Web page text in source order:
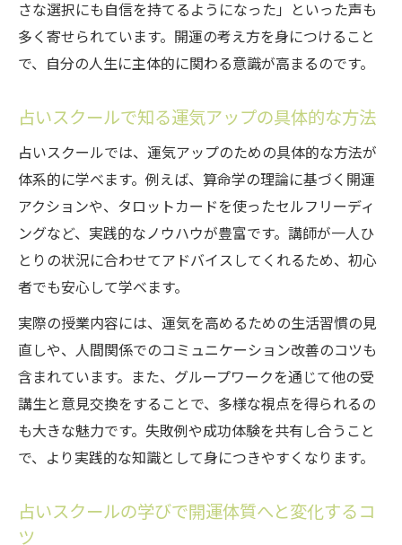
さな選択にも自信を持てるようになった」といった声も
多く寄せられています。開運の考え方を身につけること
で、自分の人生に主体的に関わる意識が高まるのです。
占いスクールで知る運気アップの具体的な方法
占いスクールでは、運気アップのための具体的な方法が
体系的に学べます。例えば、算命学の理論に基づく開運
アクションや、タロットカードを使ったセルフリーディ
ングなど、実践的なノウハウが豊富です。講師が一人ひ
とりの状況に合わせてアドバイスしてくれるため、初心
者でも安心して学べます。
実際の授業内容には、運気を高めるための生活習慣の見
直しや、人間関係でのコミュニケーション改善のコツも
含まれています。また、グループワークを通じて他の受
講生と意見交換をすることで、多様な視点を得られるの
も大きな魅力です。失敗例や成功体験を共有し合うこと
で、より実践的な知識として身につきやすくなります。
占いスクールの学びで開運体質へと変化するコ
ツ